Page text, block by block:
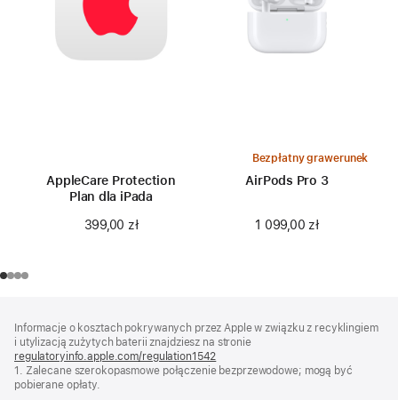
AppleCare Protection
Plan dla iPada
399,00 zł
Bezpłatny grawerunek
AirPods Pro 3
1 099,00 zł
Informacje o kosztach pokrywanych przez Apple w związku z recyklingiem
i utylizacją zużytych baterii znajdziesz na stronie
regulatoryinfo.apple.com/regulation1542
się
1. Zalecane szerokopasmowe połączenie bezprzewodowe; mogą być
pobierane opłaty.